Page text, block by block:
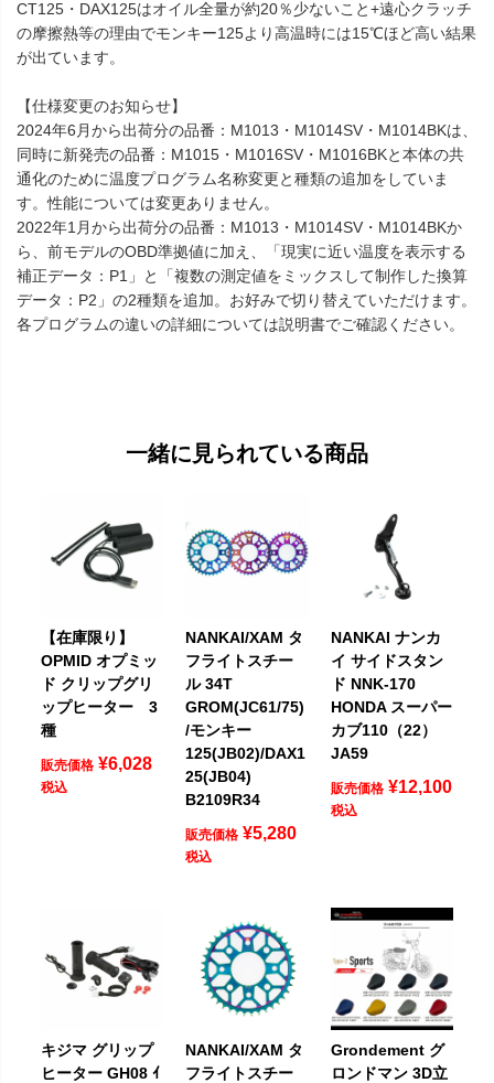
CT125・DAX125はオイル全量が約20％少ないこと+遠心クラッチ
の摩擦熱等の理由でモンキー125より高温時には15℃ほど高い結果
が出ています。
【仕様変更のお知らせ】
2024年6月から出荷分の品番：M1013・M1014SV・M1014BKは、
同時に新発売の品番：M1015・M1016SV・M1016BKと本体の共
通化のために温度プログラム名称変更と種類の追加をしていま
す。性能については変更ありません。
2022年1月から出荷分の品番：M1013・M1014SV・M1014BKか
ら、前モデルのOBD準拠値に加え、「現実に近い温度を表示する
補正データ：P1」と「複数の測定値をミックスして制作した換算
データ：P2」の2種類を追加。お好みで切り替えていただけます。
各プログラムの違いの詳細については説明書でご確認ください。
一緒に見られている商品
【在庫限り】
OPMID オプミッ
ド クリップグリ
ップヒーター 3
種
販売価格 ¥6,028
税込
NANKAI/XAM タ
フライトスチー
ル 34T
GROM(JC61/75)
/モンキー
125(JB02)/DAX1
25(JB04)
B2109R34
販売価格 ¥5,280
税込
NANKAI ナンカ
イ サイドスタン
ド NNK-170
HONDA スーパー
カブ110（22）
JA59
販売価格 ¥12,100
税込
キジマ グリップ
ヒーター GH08 ｲ
NANKAI/XAM タ
フライトスチー
Grondement グ
ロンドマン 3D立